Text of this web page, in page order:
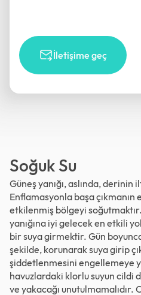
İletişime geç
Soğuk Su
Güneş yanığı, aslında, derinin
Enflamasyonla başa
etkilenmiş bölgeyi
yanığına iyi gelecek en etkili
bir suya girmektir. Gün
şekilde, korunarak suya girip
şiddetlenmesini engellemeye
havuzlardaki klorlu suyun cildi
ve yakacağı unutulmamalıdır.